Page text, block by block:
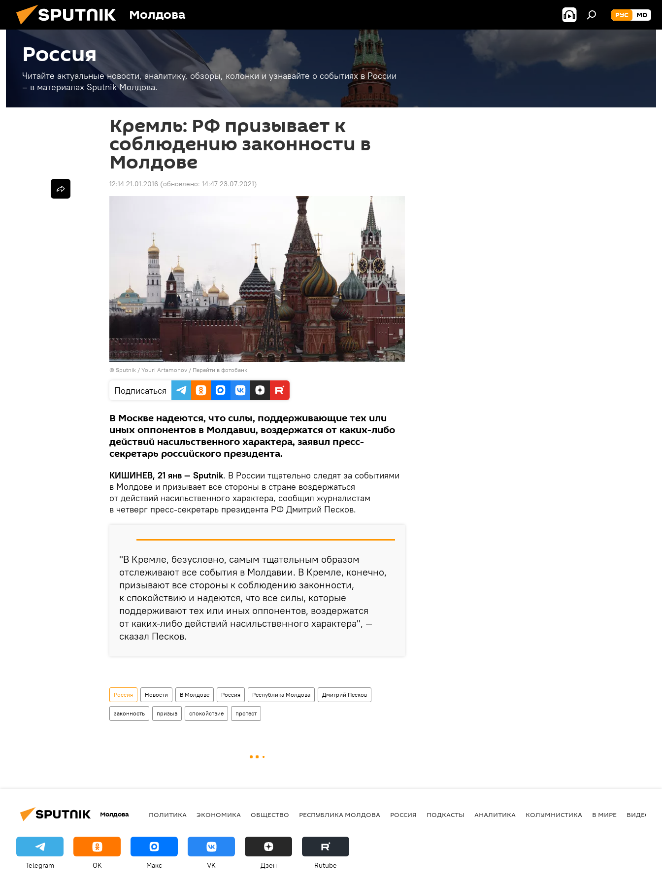
Молдова РУС MD
Россия
Читайте актуальные новости, аналитику, обзоры, колонки и узнавайте о событиях в России
– в материалах Sputnik Молдова.
Кремль: РФ призывает к
соблюдению законности в
Молдове
12:14 21.01.2016 (обновлено: 14:47 23.07.2021)
© Sputnik / Youri Artamonov / Перейти в фотобанк
Подписаться
В Москве надеются, что силы, поддерживающие тех или
иных оппонентов в Молдавии, воздержатся от каких-либо
действий насильственного характера, заявил пресс-
секретарь российского президента.
КИШИНЕВ, 21 янв — Sputnik. В России тщательно следят за событиями
в Молдове и призывает все стороны в стране воздержаться
от действий насильственного характера, сообщил журналистам
в четверг пресс-секретарь президента РФ Дмитрий Песков.
"В Кремле, безусловно, самым тщательным образом
отслеживают все события в Молдавии. В Кремле, конечно,
призывают все стороны к соблюдению законности,
к спокойствию и надеются, что все силы, которые
поддерживают тех или иных оппонентов, воздержатся
от каких-либо действий насильственного характера", —
сказал Песков.
Россия Новости В Молдове Россия Республика Молдова Дмитрий Песков
законность призыв спокойствие протест
Молдова ПОЛИТИКА ЭКОНОМИКА ОБЩЕСТВО РЕСПУБЛИКА МОЛДОВА РОССИЯ ПОДКАСТЫ АНАЛИТИКА КОЛУМНИСТИКА В МИРЕ ВИДЕО
Telegram OK Макс VK Дзен Rutube